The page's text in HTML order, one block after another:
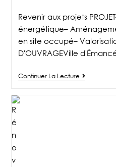
Revenir aux projets
énergétique–
en site occupé–
D'OUVRAGEVille
Continuer La Lecture